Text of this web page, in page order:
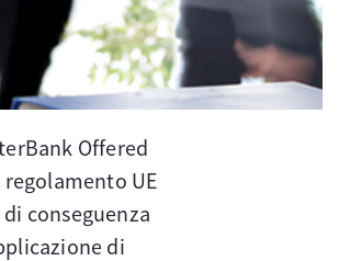
Offered
UE
conseguenza
di